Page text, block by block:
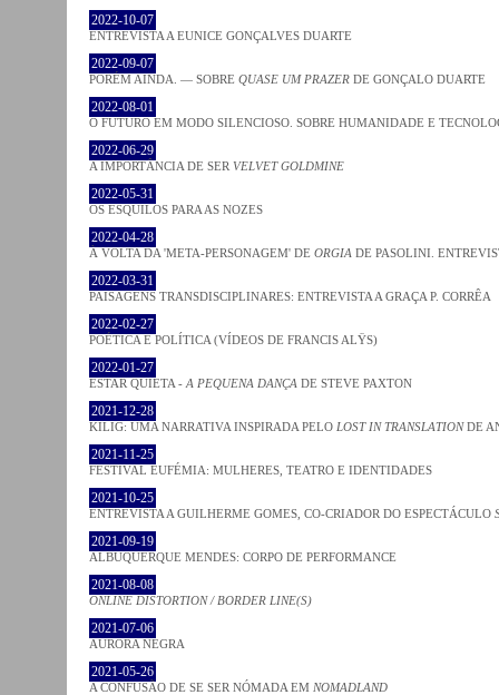
2022-10-07
ENTREVISTA A EUNICE GONÇALVES DUARTE
2022-09-07
PORÉM AINDA. — SOBRE QUASE UM PRAZER DE GONÇALO DUARTE
2022-08-01
O FUTURO EM MODO SILENCIOSO. SOBRE HUMANIDADE E
2022-06-29
A IMPORTÂNCIA DE SER VELVET GOLDMINE
2022-05-31
OS ESQUILOS PARA AS NOZES
2022-04-28
À VOLTA DA 'META-PERSONAGEM' DE ORGIA DE PASOLINI.
2022-03-31
PAISAGENS TRANSDISCIPLINARES: ENTREVISTA A GRAÇA P. CORRÊA
2022-02-27
POÉTICA E POLÍTICA (VÍDEOS DE FRANCIS ALŸS)
2022-01-27
ESTAR QUIETA - A PEQUENA DANÇA DE STEVE PAXTON
2021-12-28
KILIG: UMA NARRATIVA INSPIRADA PELO LOST IN TRANSLATIONDE
2021-11-25
FESTIVAL EUFÉMIA: MULHERES, TEATRO E IDENTIDADES
2021-10-25
ENTREVISTA A GUILHERME GOMES, CO-CRIADOR DO ESPECTÁCULO
2021-09-19
ALBUQUERQUE MENDES: CORPO DE PERFORMANCE
2021-08-08
ONLINE DISTORTION / BORDER LINE(S)
2021-07-06
AURORA NEGRA
2021-05-26
A CONFUSÃO DE SE SER NÓMADA EM NOMADLAND